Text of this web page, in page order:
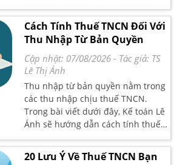
thuế TNCN.
Cách Tính Thuế TNCN Đối Với
Thu Nhập Từ Bản Quyền
Cập nhật: 07/08/2026 - Tác giả: TS
Lê Thị Ánh
Thu nhập từ bản quyền nằm trong
các thu nhập chịu thuế TNCN.
Trong bài viết dưới đây, Kế toán Lê
Ánh sẽ hướng dẫn cách tính thuế
TNCN đối với thu nhập từ bản
quyền chính xác
20 Lưu Ý Về Thuế TNCN Bạn